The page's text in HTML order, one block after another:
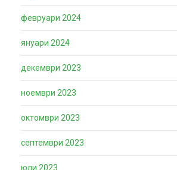
февруари 2024
януари 2024
декември 2023
ноември 2023
октомври 2023
септември 2023
юли 2023